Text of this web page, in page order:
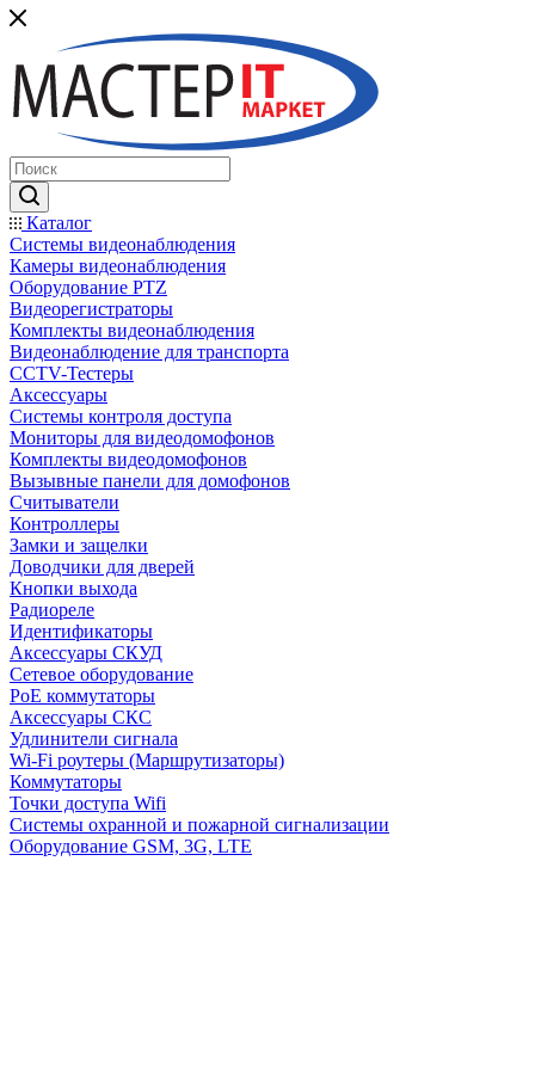
Каталог
Системы видеонаблюдения
Камеры видеонаблюдения
Оборудование PTZ
Видеорегистраторы
Комплекты видеонаблюдения
Видеонаблюдение для транспорта
CCTV-Тестеры
Аксессуары
Системы контроля доступа
Мониторы для видеодомофонов
Комплекты видеодомофонов
Вызывные панели для домофонов
Считыватели
Контроллеры
Замки и защелки
Доводчики для дверей
Кнопки выхода
Радиореле
Идентификаторы
Аксессуары СКУД
Сетевое оборудование
PoE коммутаторы
Аксессуары СКС
Удлинители сигнала
Wi-Fi роутеры (Маршрутизаторы)
Коммутаторы
Точки доступа Wifi
Системы охранной и пожарной сигнализации
Оборудование GSM, 3G, LTE